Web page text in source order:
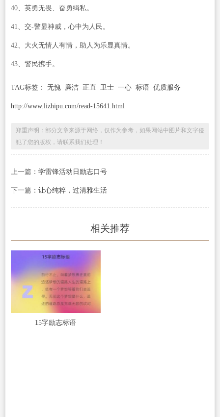
40、英勇无畏、奋勇缉私。
41、交-警显神威，心中为人民。
42、大火无情人有情，助人为乐显真情。
43、警民携手。
TAG标签： 无愧 廉洁 正直 卫士 一心 标语 优质服务
http://www.lizhipu.com/read-15641.html
郑重声明：部分文章来源于网络，仅作为参考，如果网站中图片和文字侵
犯了您的版权，请联系我们处理！
上一篇： 学雷锋活动日励志口号
下一篇： 让心纯粹，过清雅生活
相关推荐
15字励志标语